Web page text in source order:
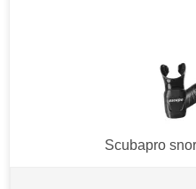
Scubapro